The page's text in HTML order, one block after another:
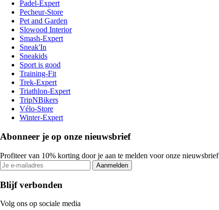
Padel-Expert
Pecheur-Store
Pet and Garden
Slowood Interior
Smash-Expert
Sneak'In
Sneakids
Sport is good
Training-Fit
Trek-Expert
Triathlon-Expert
TripNBikers
Vélo-Store
Winter-Expert
Abonneer je op onze nieuwsbrief
Profiteer van 10% korting door je aan te melden voor onze nieuwsbrief
Aanmelden
Blijf verbonden
Volg ons op sociale media